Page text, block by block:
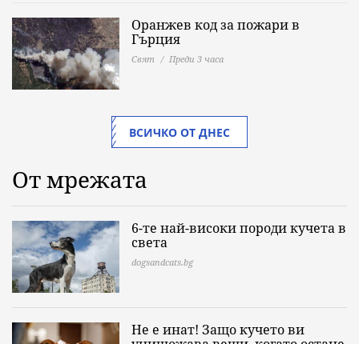
Оранжев код за пожари в
Гърция
Свят Преди 3 часа
ВСИЧКО ОТ ДНЕС
От мрежата
6-те най-високи породи кучета в
света
dogsandcats.bg
Не е инат! Защо кучето ви